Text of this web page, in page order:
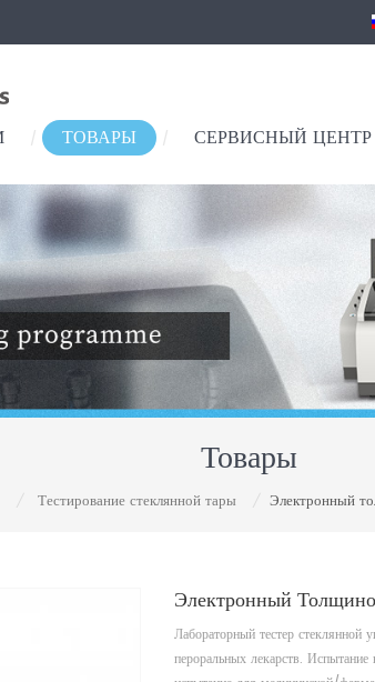
/ ТОВАРЫ / СЕРВИСНЫЙ ЦЕНТР
Товары
Тестирование стеклянной тары Электронный
Электронный
Лабораторный тестер
пероральных лекарств.